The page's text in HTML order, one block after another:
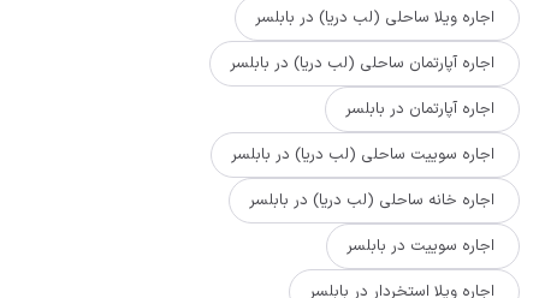
اجاره ویلا ساحلی (لب دریا) در بابلسر
اجاره آپارتمان ساحلی (لب دریا) در بابلسر
اجاره آپارتمان در بابلسر
اجاره سوییت ساحلی (لب دریا) در بابلسر
اجاره خانه ساحلی (لب دریا) در بابلسر
اجاره سوییت در بابلسر
اجاره ویلا استخردار در بابلسر